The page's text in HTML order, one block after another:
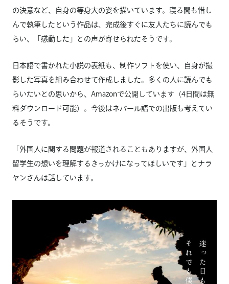
の決意など、自身の等身大の姿を描いています。寝る間も惜し
んで執筆したという作品は、完成後すぐに友人たちに読んでも
らい、「感動した」との声が寄せられたそうです。
日本語で書かれた小説の表紙も、制作ソフトを使い、自身が撮
影した写真を組み合わせて作成しました。多くの人に読んでも
らいたいとの思いから、Amazonで公開しています（4日間は無
料ダウンロード可能）。今後はネパール語での出版も考えてい
るそうです。
「外国人に関する問題が報道されることもありますが、外国人
留学生の想いを理解するきっかけになってほしいです」とナラ
ヤンさんは話しています。